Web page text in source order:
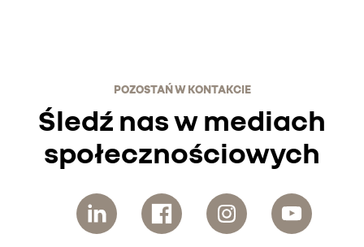
POZOSTAŃ W KONTAKCIE
Śledź nas w mediach
społecznościowych